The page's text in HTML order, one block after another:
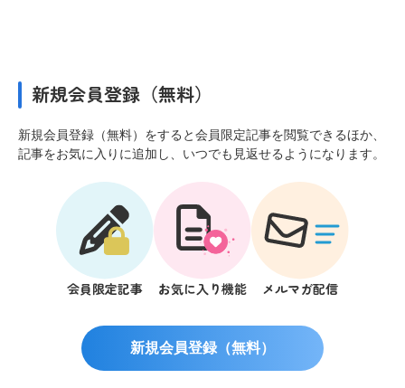
新規会員登録（無料）
新規会員登録（無料）をすると会員限定記事を閲覧できるほか、
記事をお気に入りに追加し、いつでも見返せるようになります。
会員限定記事 お気に入り機能 メルマガ配信
新規会員登録（無料）